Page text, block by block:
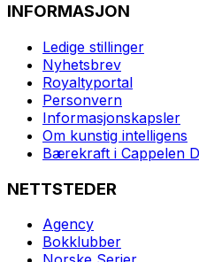
INFORMASJON
Ledige stillinger
Nyhetsbrev
Royaltyportal
Personvern
Informasjonskapsler
Om kunstig intelligens
Bærekraft i Cappelen
NETTSTEDER
Agency
Bokklubber